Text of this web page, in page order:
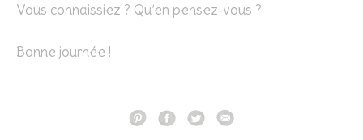
Vous connaissiez ? Qu’en pensez-vous ?
Bonne journée !